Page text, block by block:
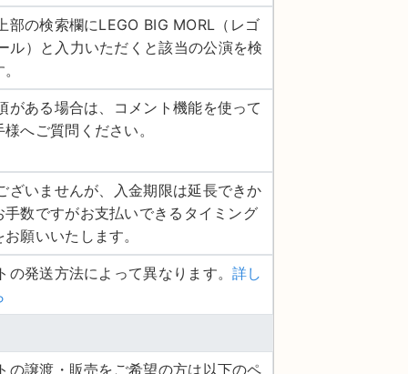
部の検索欄にLEGO BIG MORL（レゴ
ル）と入力いただくと該当の公演を検
がある場合は、コメント機能を使って
へご質問ください。
ざいませんが、入金期限は延長できか
手数ですがお支払いできるタイミング
願いいたします。
の発送方法によって異なります。詳し
の譲渡・販売をご希望の方は以下のペ